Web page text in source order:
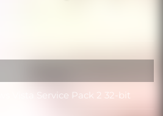
Vista Service Pack 2 32-bit